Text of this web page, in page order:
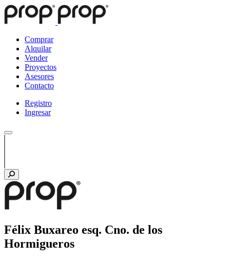
Comprar
Alquilar
Vender
Proyectos
Asesores
Contacto
Registro
Ingresar
Félix Buxareo esq. Cno. de los
Hormigueros